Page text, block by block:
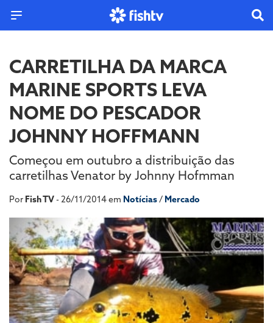
CARRETILHA DA MARCA
MARINE SPORTS LEVA
NOME DO PESCADOR
JOHNNY HOFFMANN
Começou em outubro a distribuição das
carretilhas Venator by Johnny Hofmman
Por Fish TV- 26/11/2014 em Notícias/ Mercado